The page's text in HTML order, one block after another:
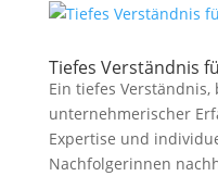
Tiefes Verständnis
Ein tiefes
unternehmerischer
Expertise und
Nachfolgerinnen